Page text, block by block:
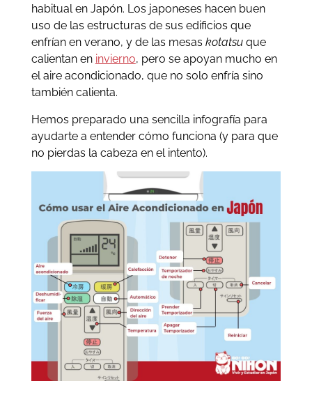
habitual en Japón. Los japoneses hacen buen
uso de las estructuras de sus edificios que
enfrían en verano, y de las mesas kotatsuque
calientan en invierno, pero se apoyan mucho en
el aire acondicionado, que no solo enfría sino
también calienta.
Hemos preparado una sencilla infografía para
ayudarte a entender cómo funciona (y para que
no pierdas la cabeza en el intento).